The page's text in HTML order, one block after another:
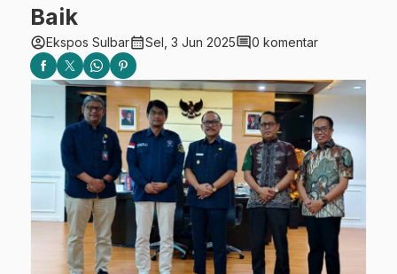
Baik
account_circleEkspos Sulbarcalendar_monthSel, 3 Jun 2025comment0 komentar